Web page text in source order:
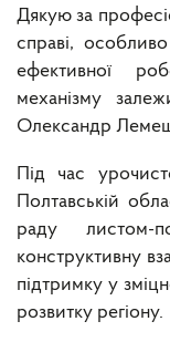
Дякую за
справі,
ефективної
механізму
Олександр
Під час
Полтавській
раду листом-
конструктивну
підтримку у
розвитку регіону.